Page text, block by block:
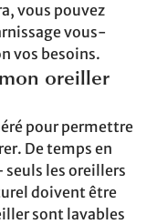
vous pouvez
vous-
vos besoins.
oreiller
pour permettre
De temps en
seuls les oreillers
doivent être
sont lavables